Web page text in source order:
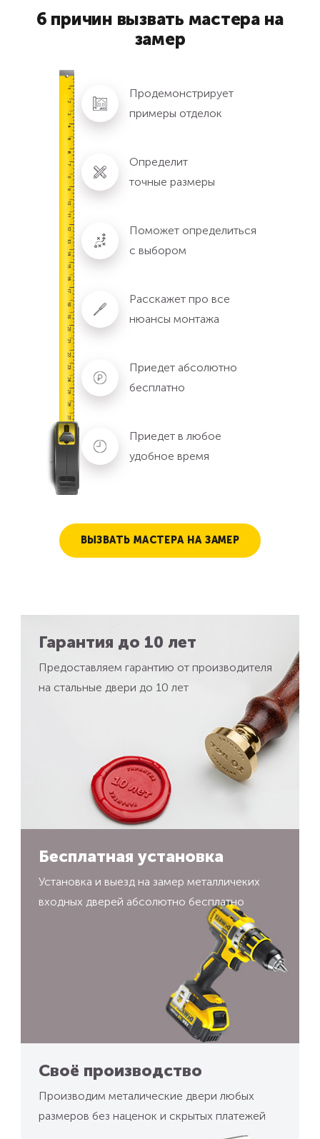
6 причин вызвать мастера на
замер
Продемонстрирует
примеры отделок
Определит
точные размеры
Поможет определиться
с выбором
Расскажет про все
нюансы монтажа
Приедет абсолютно
бесплатно
Приедет в любое
удобное время
ВЫЗВАТЬ МАСТЕРА НА ЗАМЕР
Гарантия до 10 лет
Предоставляем гарантию от производителя
на стальные двери до 10 лет
Бесплатная установка
Установка и выезд на замер металличеких
входных дверей абсолютно бесплатно
Своё производство
Производим металические двери любых
размеров без наценок и скрытых платежей